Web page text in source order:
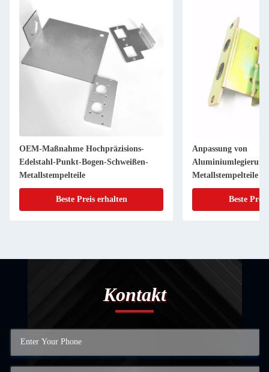
Anpassung von
Aluminiumlegierungsblechen
Metallstempelteile Biegen schwarze
Oberflächenbehandlung
Blechmetallherstellung
Beste Preis erhalten
Teile zum
Edelstahl,
Beste
Kontakt